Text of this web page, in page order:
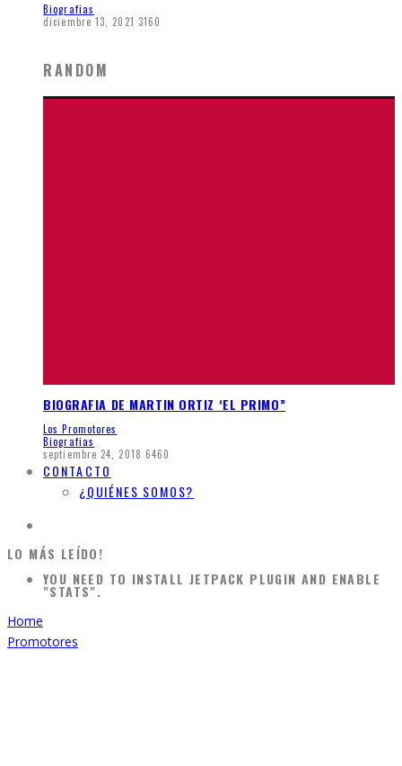
Biografias
diciembre 13, 2021 3160
RANDOM
BIOGRAFIA DE MARTIN ORTIZ ‘EL PRIMO”
Los Promotores
Biografias
septiembre 24, 2018 6460
CONTACTO
¿QUIÉNES SOMOS?
LO MÁS LEÍDO!
YOU NEED TO INSTALL JETPACK PLUGIN AND ENABLE
"STATS".
Home
Promotores